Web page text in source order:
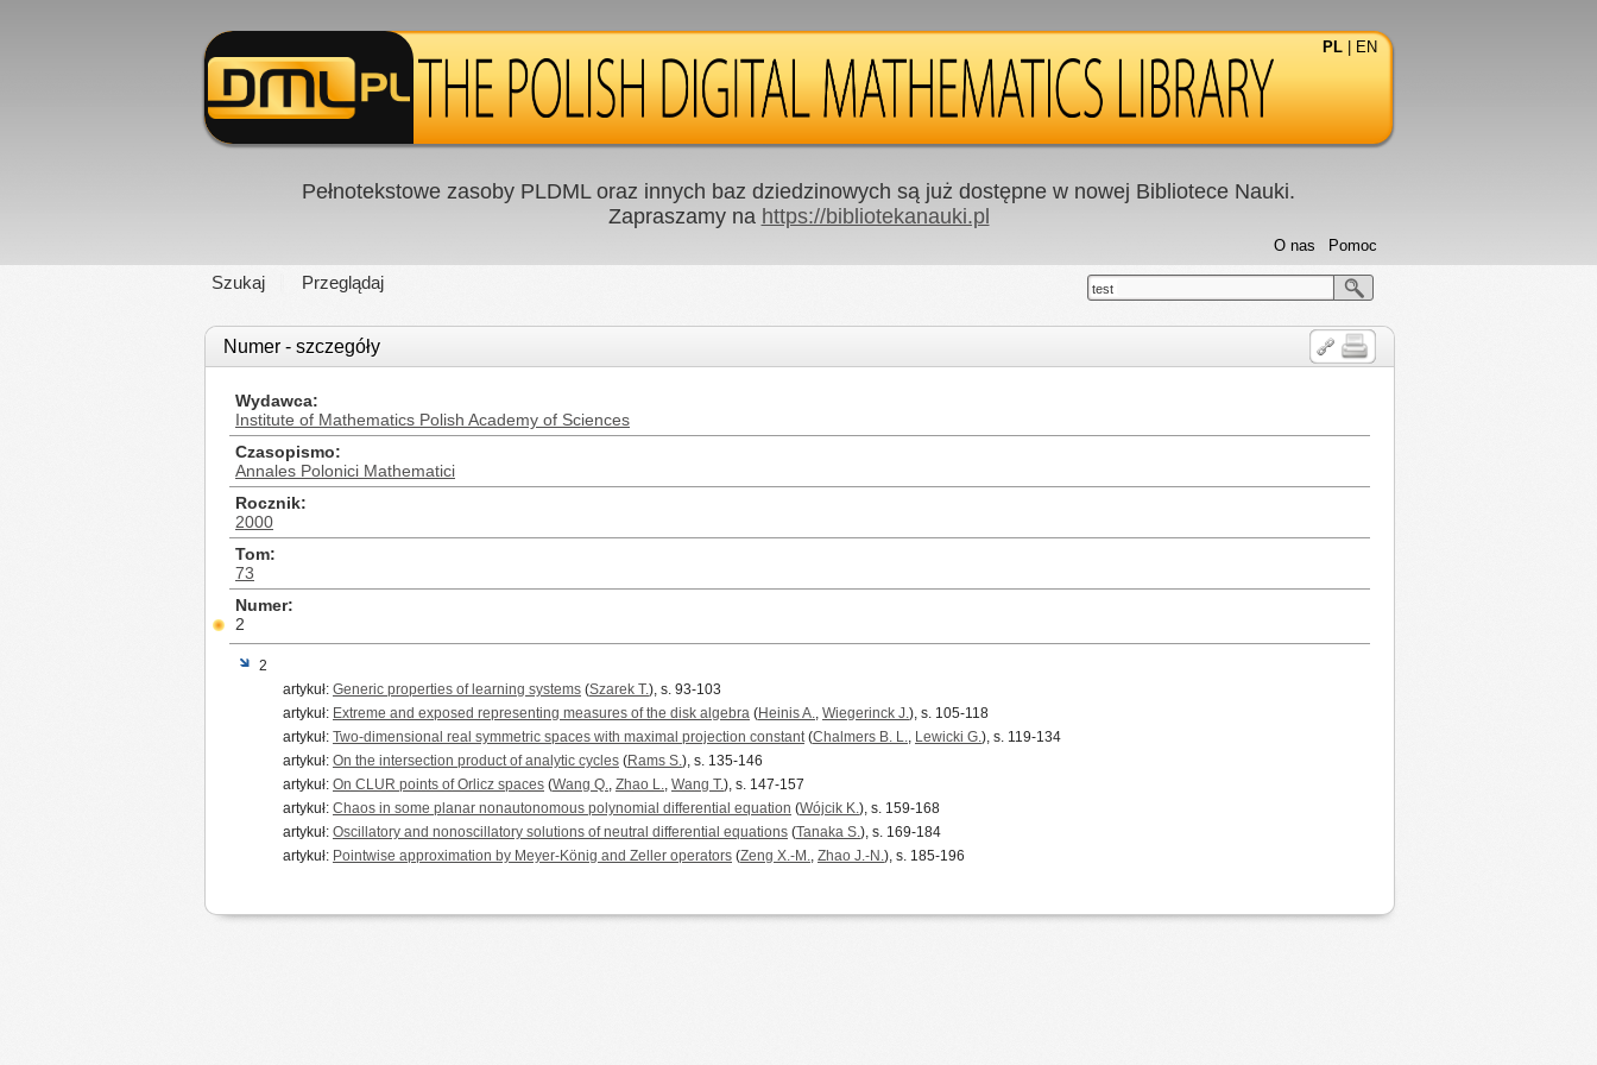
PL EN
Pełnotekstowe zasoby PLDML oraz innych baz dziedzinowych są już dostępne w nowej Bibliotece Nauki.
Zapraszamy na https://bibliotekanauki.pl
Szukaj Przeglądaj
Pomoc
O nas
test
Numer - szczegóły
Wydawca
Institute of Mathematics Polish Academy of Sciences
Czasopismo
Annales Polonici Mathematici
Rocznik
2000
Tom
73
Numer
2
2
artykuł: Generic properties of learning systems (Szarek T.), s. 93-103
artykuł: Extreme and exposed representing measures of the disk algebra (Heinis A., Wiegerinck J.), s. 105-118
artykuł: Two-dimensional real symmetric spaces with maximal projection constant(Chalmers B. L., Lewicki G.), s. 119-134
artykuł: On the intersection product of analytic cycles (Rams S.), s. 135-146
artykuł: On CLUR points of Orlicz spaces (Wang Q., Zhao L., Wang T.), s. 147-157
artykuł: Chaos in some planar nonautonomous polynomial differential equation (Wójcik K.), s. 159-168
artykuł: Oscillatory and nonoscillatory solutions of neutral differential equations (Tanaka S.), s. 169-184
artykuł: Pointwise approximation by Meyer-König and Zeller operators (Zeng X.-M., Zhao J.-N.), s. 185-196